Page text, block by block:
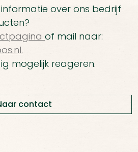
over ons bedrijf
of mail naar:
mogelijk reageren.
contact